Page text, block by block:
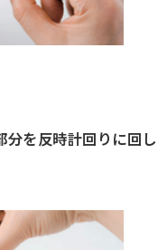
を反時計回りに回し